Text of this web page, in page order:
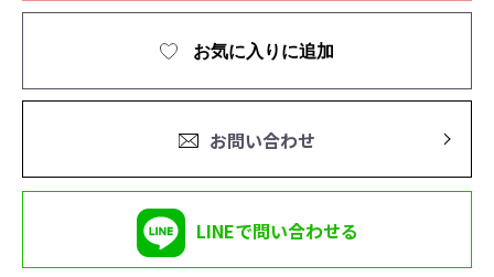
お気に入りに追加
お問い合わせ
LINEで問い合わせる